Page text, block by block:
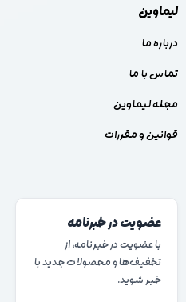
لیماوین
درباره ما
تماس با ما
مجله لیماوین
قوانین و مقررات
عضویت در خبرنامه
با عضویت در خبرنامه، از
تخفیف‌ها و محصولات جدید با
خبر شوید.